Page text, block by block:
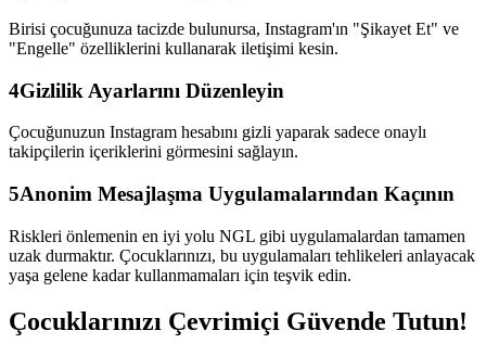
Birisi çocuğunuza tacizde bulunursa, Instagram'ın "Şikayet Et" ve
"Engelle" özelliklerini kullanarak iletişimi kesin.
4Gizlilik Ayarlarını Düzenleyin
Çocuğunuzun Instagram hesabını gizli yaparak sadece onaylı
takipçilerin içeriklerini görmesini sağlayın.
5Anonim Mesajlaşma Uygulamalarından Kaçının
Riskleri önlemenin en iyi yolu NGL gibi uygulamalardan tamamen
uzak durmaktır. Çocuklarınızı, bu uygulamaları tehlikeleri anlayacak
yaşa gelene kadar kullanmamaları için teşvik edin.
Çocuklarınızı Çevrimiçi Güvende Tutun!